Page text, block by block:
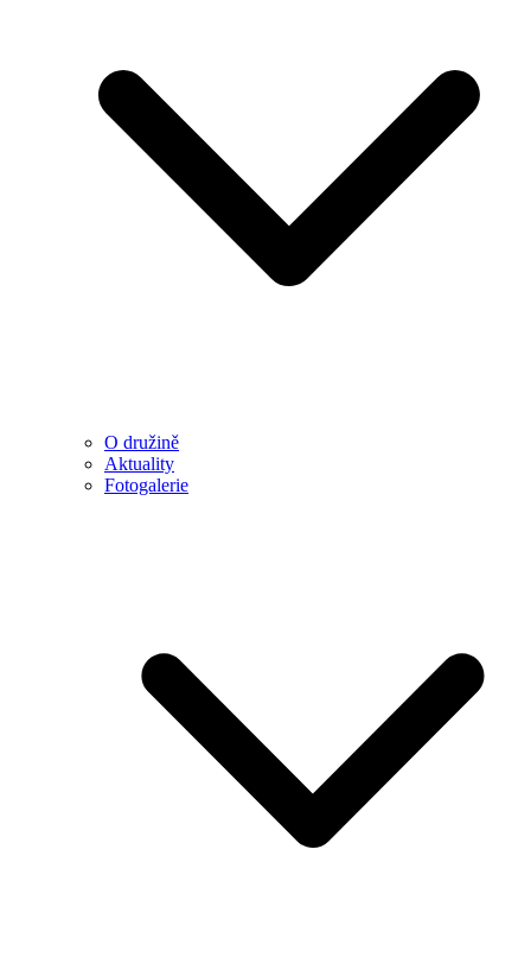
O družině
Aktuality
Fotogalerie